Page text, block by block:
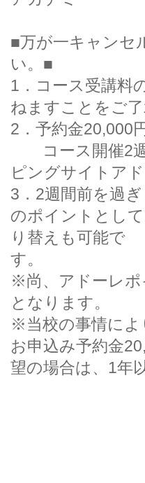
■万が一キャンセ
い。■
1．コース受講料
ねますことをご了
2．予約金20,000
コース開催2週
ピングサイトア
3．2週間前を過
のポイントとし
り替えも可能で
※尚、アドーレポ
となります。
※当校の事情によ
お申込み予約金
望の場合は、1年